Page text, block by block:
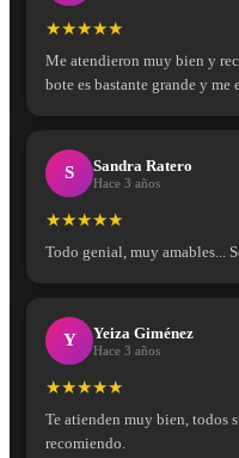
★★★★★
Me atendieron muy bien y
bote es bastante grande y me
S Sandra Ratero
Hace 3 años
★★★★★
Todo genial, muy amables...
Y Yeiza Giménez
Hace 3 años
★★★★★
Te atienden muy bien, todos
recomiendo.